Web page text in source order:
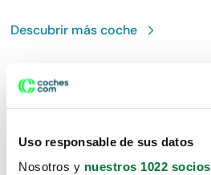
Uso responsable de sus datos
Nosotros y nuestros 1022 socios
Descubrir máscoche